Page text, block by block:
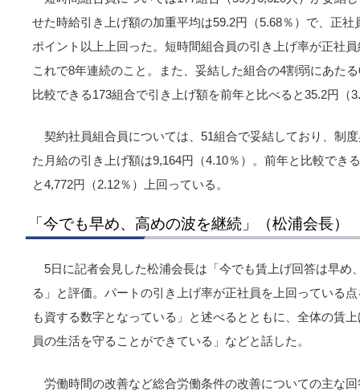
せた時給引き上げ額の加重平均は59.2円（5.68％）で、正
ポイント以上上回った。短時間組合員の引き上げ率が正社
これで8年連続のこと。また、妥結した組合の4割弱にあた
比較できる173組合で引き上げ額を前年と比べると35.2円（
契約社員組合員については、51組合で妥結しており、制
た月給の引き上げ額は9,164円（4.10％）。前年と比較でき
と4,772円（2.12％）上回っている。
「今でも早め、高めの波を継続」（松浦会長）
5日に記者会見した松浦会長は「今でも賃上げ回答は早め
る」と評価。パートの引き上げ率が正社員を上回っている
も資する数字となっている」と述べるとともに、全体の賃
員の生活を守ることができている」などと話した。
労働時間の改善など総合労働条件の改善についての主な